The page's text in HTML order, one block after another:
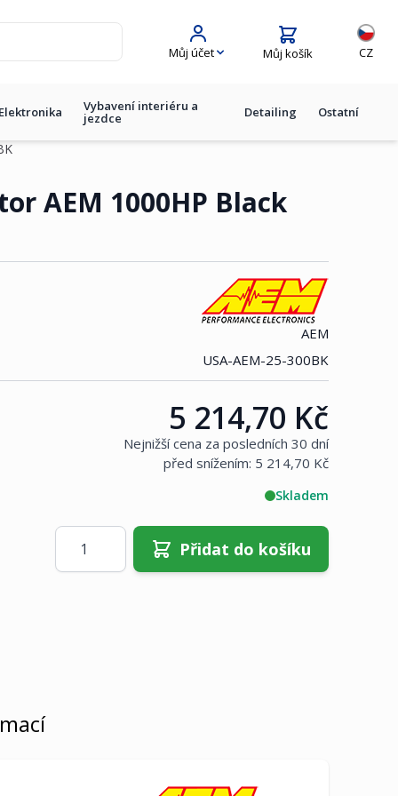
Můj účet Můj košík
Jazyk
CZ
Vybavení interiéru a
jezdce Detailing Ostatní
AEM 1000HP Black
AEM
USA-AEM-25-300BK
Cena:
5 214,70 Kč
Nejnižší cena za posledních 30 dní
před snížením: 5 214,70 Kč
Skladem
Množství
Přidat do košíku